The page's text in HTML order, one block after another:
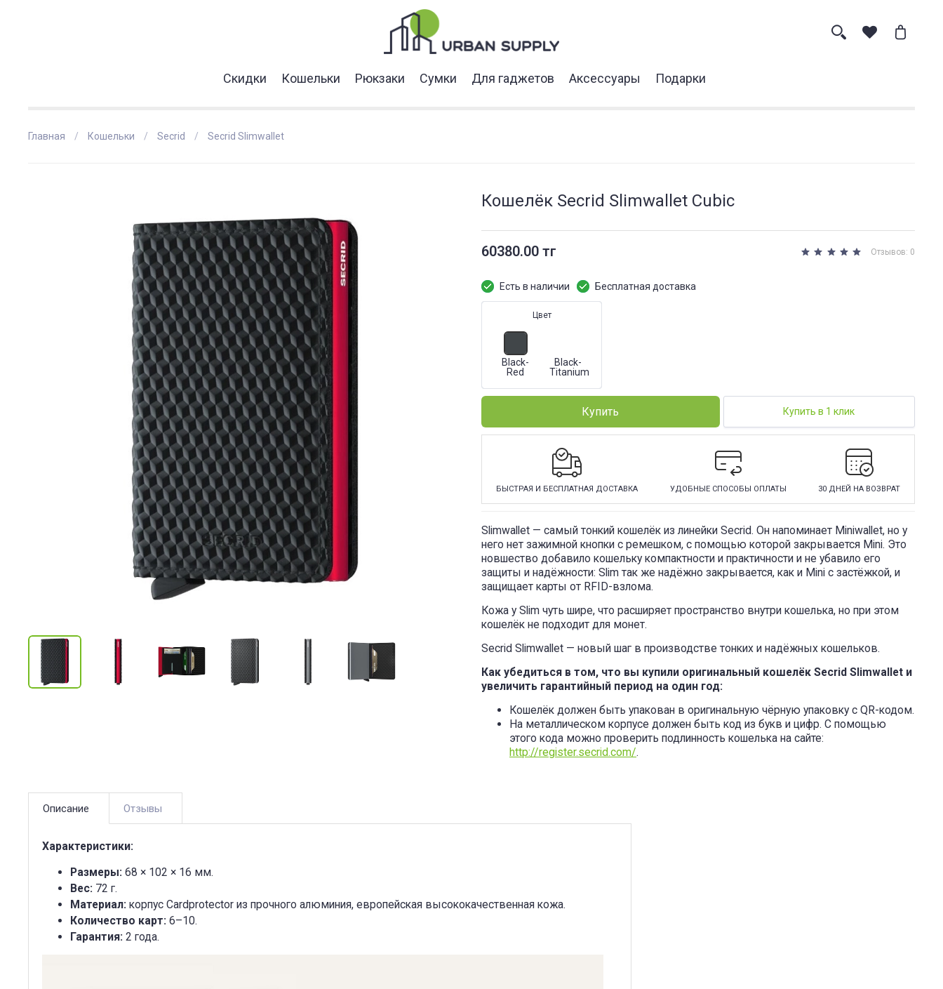
Скидки Кошельки Рюкзаки Сумки Для гаджетов Аксессуары Подарки
Главная Кошельки Secrid Secrid Slimwallet
Кошелёк Secrid Slimwallet Cubic
60380.00 тг Отзывов: 0
Есть в наличии Бесплатная доставка
Цвет
Black-
Red
Black-
Titanium
Купить Купить в 1 клик
БЫСТРАЯ И БЕСПЛАТНАЯ ДОСТАВКА УДОБНЫЕ СПОСОБЫ ОПЛАТЫ 30 ДНЕЙ НА ВОЗВРАТ
Slimwallet — самый тонкий кошелёк из линейки Secrid. Он напоминает Miniwallet, но у
него нет зажимной кнопки с ремешком, с помощью которой закрывается Mini. Это
новшество добавило кошельку компактности и практичности и не убавило его
защиты и надёжности: Slim так же надёжно закрывается, как и Mini с застёжкой, и
защищает карты от RFID-взлома.
Кожа у Slim чуть шире, что расширяет пространство внутри кошелька, но при этом
кошелёк не подходит для монет.
Secrid Slimwallet — новый шаг в производстве тонких и надёжных кошельков.
Как убедиться в том, что вы купили оригинальный кошелёк Secrid Slimwallet и
увеличить гарантийный период на один год:
Кошелёк должен быть упакован в оригинальную чёрную упаковку с QR-кодом.
На металлическом корпусе должен быть код из букв и цифр. С помощью
этого кода можно проверить подлинность кошелька на сайте:
http://register.secrid.com/.
Описание Отзывы
Характеристики:
Размеры: 68 × 102 × 16 мм.
Вес: 72 г.
Материал: корпус Cardprotector из прочного алюминия, европейская высококачественная кожа.
Количество карт: 6–10.
Гарантия: 2 года.